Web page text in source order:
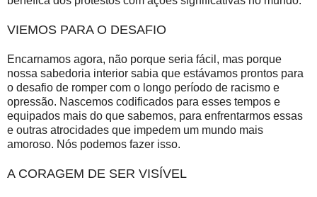
VIEMOS PARA O DESAFIO
Encarnamos agora, não porque seria fácil, mas porque
nossa sabedoria interior sabia que estávamos prontos para
o desafio de romper com o longo período de racismo e
opressão. Nascemos codificados para esses tempos e
equipados mais do que sabemos, para enfrentarmos essas
e outras atrocidades que impedem um mundo mais
amoroso. Nós podemos fazer isso.
A CORAGEM DE SER VISÍVEL